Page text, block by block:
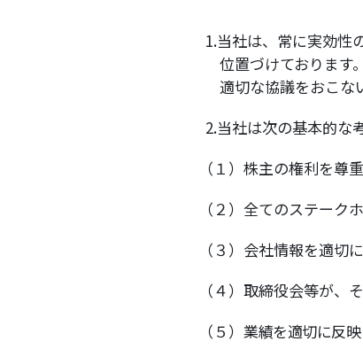
1.当社は、常に実効性
位置づけております
適切な協議をおこな
2.当社は次の基本的な
（１）株主の権利を尊
（２）全てのステーク
（３）会社情報を適切
（４）取締役会等が、
（５） 業績を適切に反